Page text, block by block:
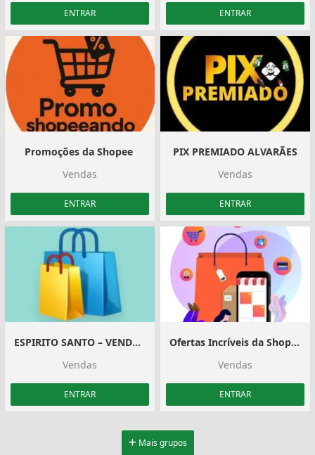
ENTRAR ENTRAR
Promoções da Shopee ️
Vendas
ENTRAR
PIX PREMIADO ALVARÃES
Vendas
ENTRAR
ESPIRITO SANTO – VENDE TUDO️
Vendas
ENTRAR
Ofertas Incríveis da Shopee Todo dia é dia de compras e de Estar-bem! ️
Vendas
ENTRAR
Mais grupos